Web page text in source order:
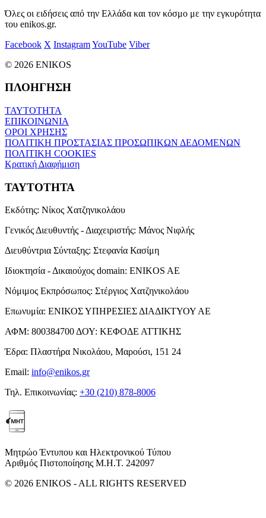
Όλες οι ειδήσεις από την Ελλάδα και τον κόσμο με την εγκυρότητα
του enikos.gr.
Facebook X InstagramYouTube Viber
© 2026 ENIKOS
ΠΛΟΗΓΗΣΗ
ΤΑΥΤΟΤΗΤΑ
ΕΠΙΚΟΙΝΩΝΙΑ
ΟΡΟΙ ΧΡΗΣΗΣ
ΠΟΛΙΤΙΚΗ ΠΡΟΣΤΑΣΙΑΣ ΠΡΟΣΩΠΙΚΩΝ ΔΕΔΟΜΕΝΩΝ
ΠΟΛΙΤΙΚΗ COOKIES
Κρατική Διαφήμιση
ΤΑΥΤΟΤΗΤΑ
Εκδότης: Νίκος Χατζηνικολάου
Γενικός Διευθυντής - Διαχειριστής: Μάνος Νιφλής
Διευθύντρια Σύνταξης: Στεφανία Κασίμη
Ιδιοκτησία - Δικαιούχος domain: ENIKOS AE
Νόμιμος Εκπρόσωπος: Στέργιος Χατζηνικολάου
Επωνυμία: ΕΝΙΚΟΣ ΥΠΗΡΕΣΙΕΣ ΔΙΑΔΙΚΤΥΟΥ ΑΕ
ΑΦΜ: 800384700 ΔΟΥ: ΚΕΦΟΔΕ ΑΤΤΙΚΗΣ
Έδρα: Πλαστήρα Νικολάου, Μαρούσι, 151 24
Email: info@enikos.gr
Τηλ. Επικοινωνίας: +30 (210) 878-8006
Μητρώο Έντυπου και Ηλεκτρονικού Τύπου
Αριθμός Πιστοποίησης Μ.Η.Τ. 242097
© 2026 ENIKOS - ALL RIGHTS RESERVED